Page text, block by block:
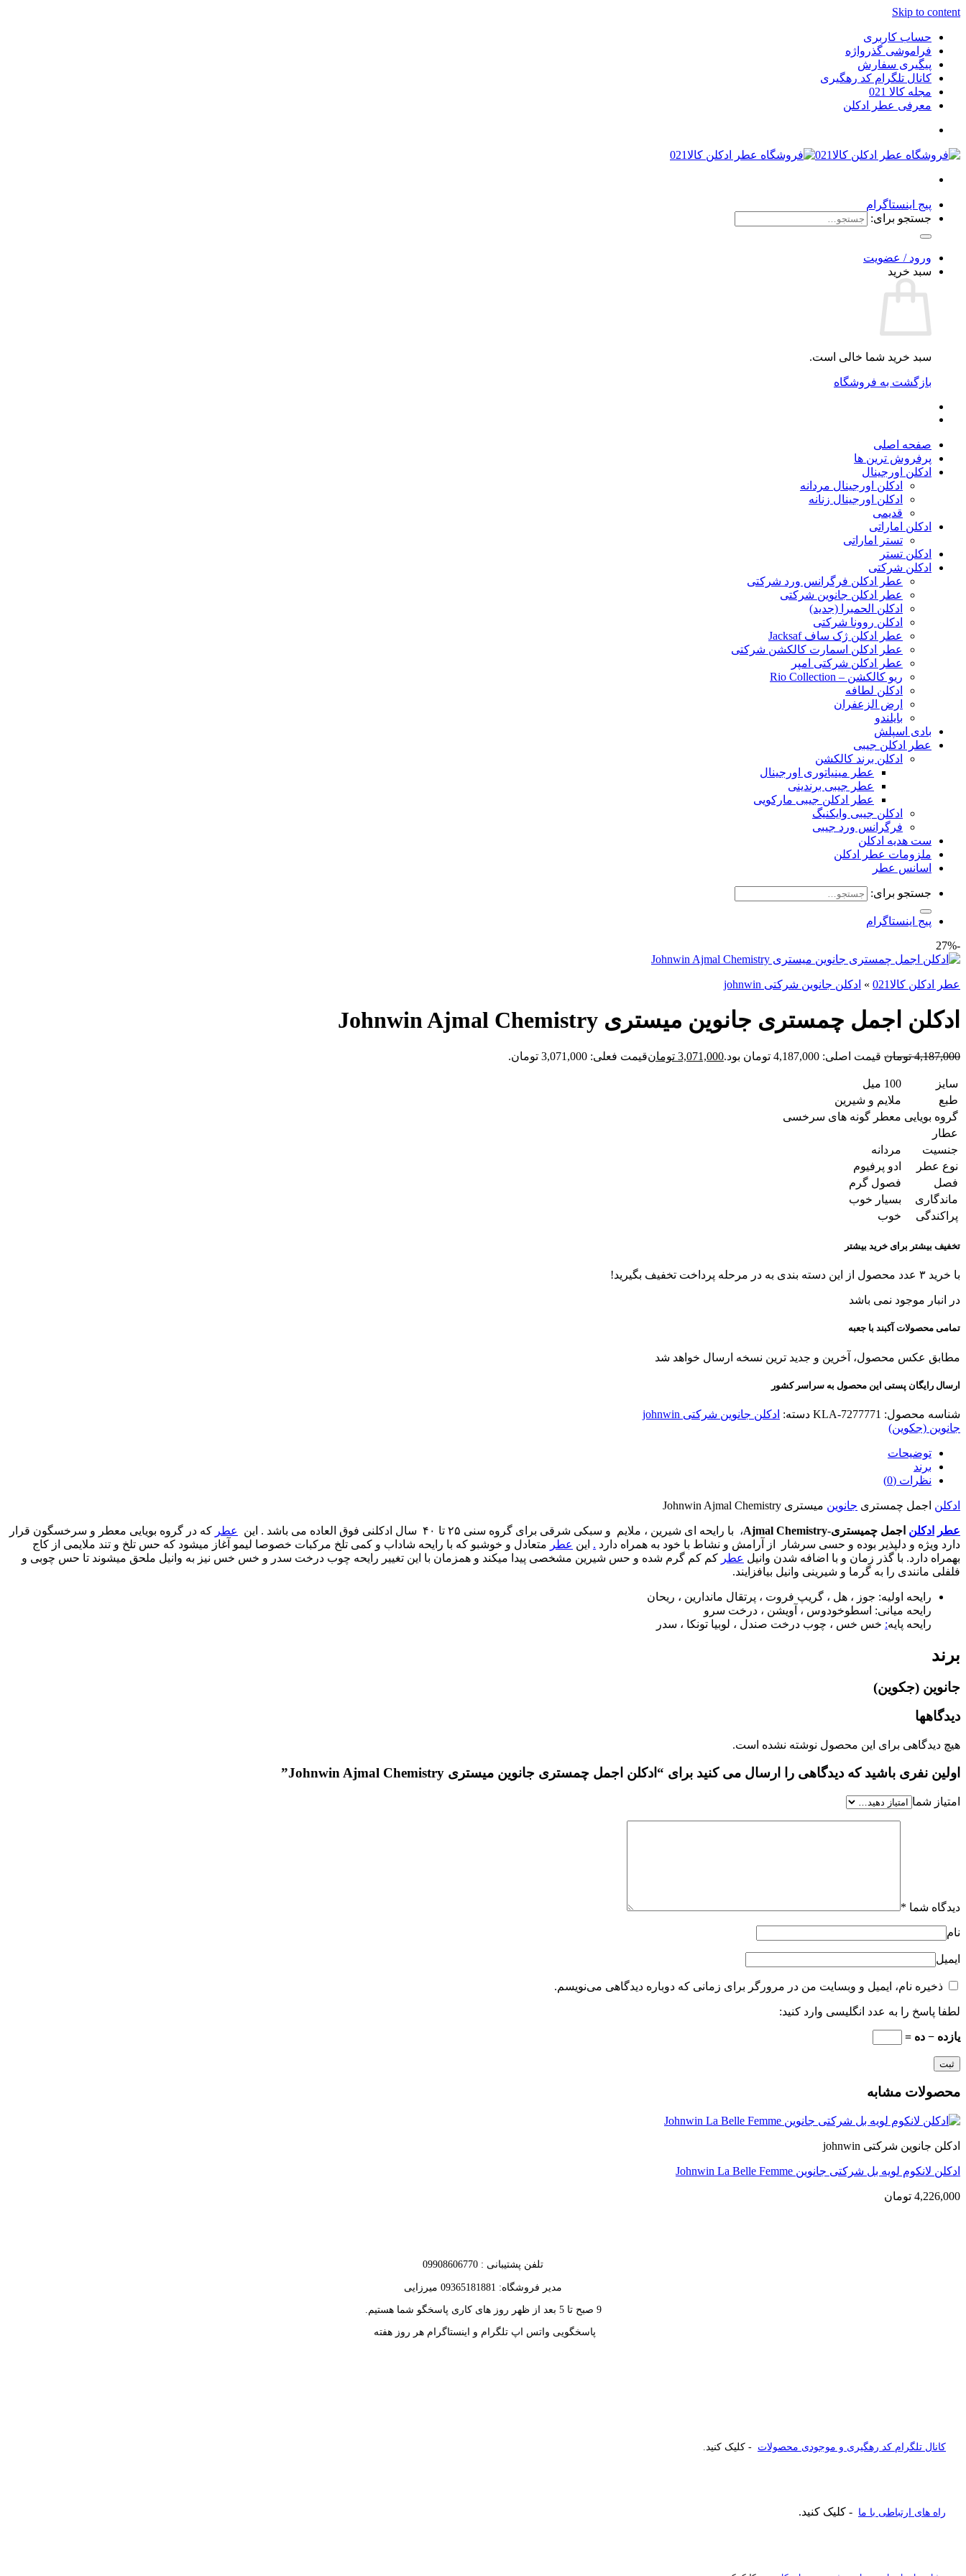
Skip to content
حساب کاربری
فراموشی گذرواژه
پیگیری سفارش
کانال تلگرام کد رهگیری
مجله کالا 021
معرفی عطر ادکلن
پیج اینستاگرام
جستجو برای:
ورود / عضویت
سبد خرید
سبد خرید شما خالی است.
بازگشت به فروشگاه
صفحه اصلی
پرفروش ترین ها
ادکلن اورجینال
ادکلن اورجینال مردانه
ادکلن اورجینال زنانه
قدیمی
ادکلن اماراتی
تستر اماراتی
ادکلن تستر
ادکلن شرکتی
عطر ادکلن فرگرانس ورد شرکتی
عطر ادکلن جانوین شرکتی
ادکلن الحمبرا (جدید)
ادکلن روونا شرکتی
عطر ادکلن ژک‌ ساف Jacksaf
عطر ادکلن اسمارت کالکشن شرکتی
عطر ادکلن شرکتی امپر
ریو کالکشن – Rio Collection
ادکلن لطافه
ارض الزعفران
بایلندو
بادی اسپلش
عطر ادکلن جیبی
ادکلن برند کالکشن
عطر مینیاتوری اورجینال
عطر جیبی برندینی
عطر ادکلن جیبی مارکویی
ادکلن جیبی وایکنیگ
فرگرانس ورد جیبی
ست هدیه ادکلن
ملزومات عطر ادکلن
اسانس عطر
جستجو برای:
پیج اینستاگرام
-27%
عطر ادکلن کالا021 » ادکلن جانوین شرکتی johnwin
ادکلن اجمل چمستری جانوین میستری Johnwin Ajmal Chemistry
4,187,000 تومان قیمت اصلی: 4,187,000 تومان بود. 3,071,000 تومانقیمت فعلی: 3,071,000 تومان.
سایز
100 میل
طبع
ملایم و شیرین
گروه بویایی معطر گونه های سرخسی
عطار
جنسیت
مردانه
نوع عطر
ادو پرفیوم
فصل
فصول گرم
ماندگاری
بسیار خوب
پراکندگی
خوب
تخفیف بیشتر برای خرید بیشتر
با خرید ۳ عدد محصول از این دسته بندی به در مرحله پرداخت تخفیف بگیرید!
در انبار موجود نمی باشد
تمامی محصولات آکبند با جعبه
مطابق عکس محصول، آخرین و جدید ترین نسخه ارسال خواهد شد
ارسال رایگان پستی این محصول به سراسر کشور
شناسه محصول: KLA-7277771 دسته: ادکلن جانوین شرکتی johnwin
جانوین (جکوین)
توضیحات
برند
نظرات (0)
ادکلن اجمل چمستری جانوین میستری Johnwin Ajmal Chemistry
عطر ادکلن اجمل چمیستری-Ajmal Chemistry ، با رایحه ای شیرین ، ملایم و سبکی شرقی برای گروه سنی ۲۵ تا ۴۰ سال ادکلنی فوق العاده می باشد . این عطر که در گروه بویایی معطر و سرخسگون قرار
دارد ویژه و دلپذیر بوده و حسی سرشار از آرامش و نشاط با خود به همراه دارد . این عطر متعادل و خوشبو که با رایحه شاداب و کمی تلخ مرکبات خصوصا لیمو آغاز میشود که حس تلخ و تند ملایمی از کاج
بهمراه دارد. با گذر زمان و با اضافه شدن وانیل عطر کم کم گرم شده و حس شیرین مشخصی پیدا میکند و همزمان با این تغییر رایحه چوب درخت سدر و خس خس نیز به وانیل ملحق میشوند تا حس چوبی و
فلفلی مانندی را به گرما و شیرینی وانیل بیافزایند.
رایحه اولیه: جوز ، هل ، گریپ فروت ، پرتقال ماندارین ، ریحان
رایحه میانی: اسطوخودوس ، آویشن ، درخت سرو
رایحه پایه: خس خس ، چوب درخت صندل ، لوبیا تونکا ، سدر
برند
جانوین (جکوین)
دیدگاهها
هیچ دیدگاهی برای این محصول نوشته نشده است.
اولین نفری باشید که دیدگاهی را ارسال می کنید برای “ادکلن اجمل چمستری جانوین میستری Johnwin Ajmal Chemistry”
امتیاز شما
دیدگاه شما *
نام
ایمیل
ذخیره نام، ایمیل و وبسایت من در مرورگر برای زمانی که دوباره دیدگاهی می‌نویسم.
لطفا پاسخ را به عدد انگلیسی وارد کنید:
یازده − ده =
محصولات مشابه
ادکلن جانوین شرکتی johnwin
ادکلن لانکوم لویه بل شرکتی جانوین Johnwin La Belle Femme
4,226,000 تومان
تلفن پشتیبانی : 09908606770
مدیر فروشگاه: 09365181881 میرزایی
9 صبح تا 5 بعد از ظهر روز های کاری پاسخگو شما هستیم.
پاسخگویی واتس اپ تلگرام و اینستاگرام هر روز هفته
کانال تلگرام کد رهگیری و موجودی محصولات - کلیک کنید.
راه های ارتباطی با ما - کلیک کنید.